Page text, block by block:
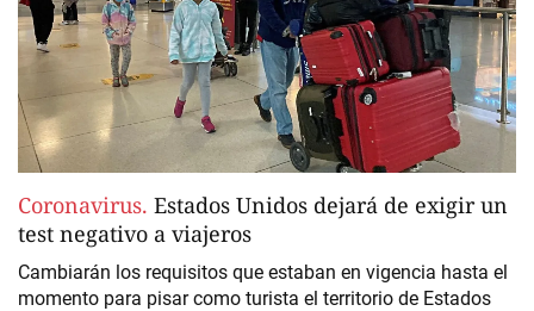
Coronavirus. Estados Unidos dejará de exigir un
test negativo a viajeros
Cambiarán los requisitos que estaban en vigencia hasta el
momento para pisar como turista el territorio de Estados